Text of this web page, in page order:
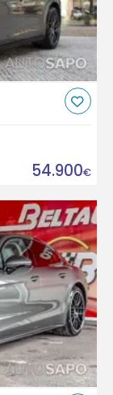
54.900€